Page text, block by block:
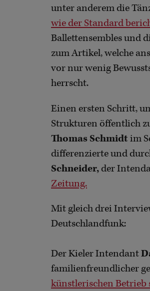
unter anderem die
wie der Standard
Ballettensembles und
zum Artikel, welche
vor nur wenig
herrscht.
Einen ersten Schritt,
Strukturen öffentlich
Thomas Schmidt im
differenzierte und
Schneider, der
Zeitung.
Mit gleich drei
Deutschlandfunk:
Der Kieler Intendant
familienfreundlicher
künstlerischen